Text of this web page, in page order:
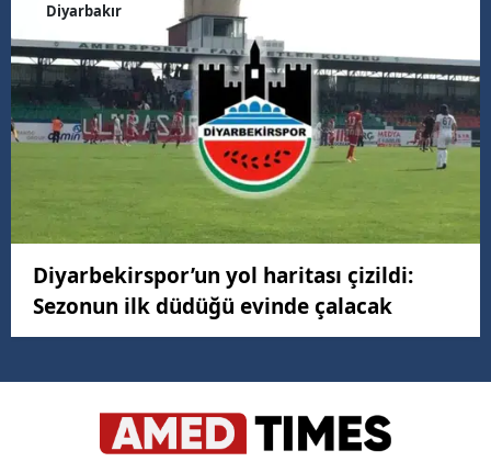
Diyarbakır
Diyarbekirspor’un yol haritası çizildi:
Sezonun ilk düdüğü evinde çalacak